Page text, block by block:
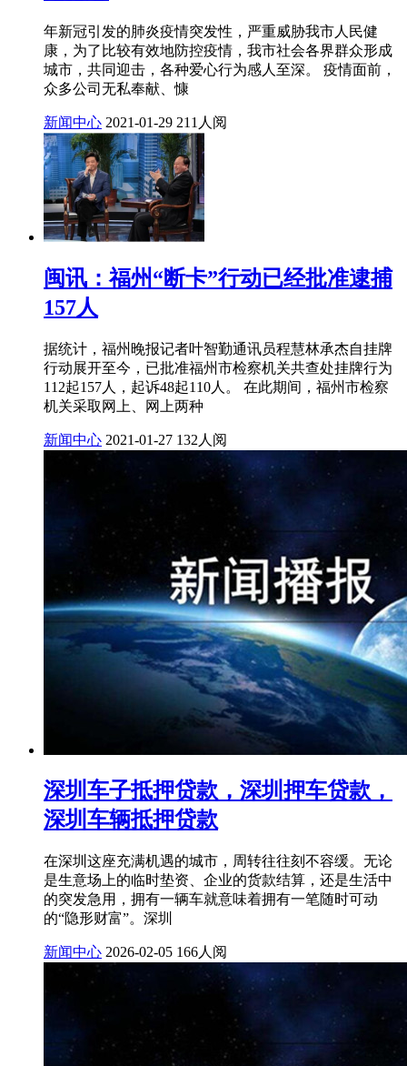
年新冠引发的肺炎疫情突发性，严重威胁我市人民健
康，为了比较有效地防控疫情，我市社会各界群众形成
城市，共同迎击，各种爱心行为感人至深。 疫情面前，
众多公司无私奉献、慷
新闻中心 2021-01-29 211人阅
闽讯：福州“断卡”行动已经批准逮捕
157人
据统计，福州晚报记者叶智勤通讯员程慧林承杰自挂牌
行动展开至今，已批准福州市检察机关共查处挂牌行为
112起157人，起诉48起110人。 在此期间，福州市检察
机关采取网上、网上两种
新闻中心 2021-01-27 132人阅
深圳车子抵押贷款，深圳押车贷款，
深圳车辆抵押贷款
在深圳这座充满机遇的城市，周转往往刻不容缓。无论
是生意场上的临时垫资、企业的货款结算，还是生活中
的突发急用，拥有一辆车就意味着拥有一笔随时可动
的“隐形财富”。深圳
新闻中心 2026-02-05 166人阅